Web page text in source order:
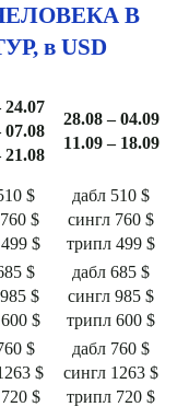
В
в USD
24.07
07.08
21.08
28.08 – 04.09
11.09 – 18.09
$
$
$
дабл 510 $
сингл 760 $
трипл 499 $
$
$
$
дабл 685 $
сингл 985 $
трипл 600 $
$
$
$
дабл 760 $
сингл 1263 $
трипл 720 $